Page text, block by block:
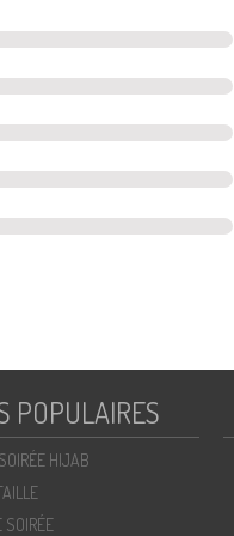
POPULAIRES
HIJAB
SOIRÉE